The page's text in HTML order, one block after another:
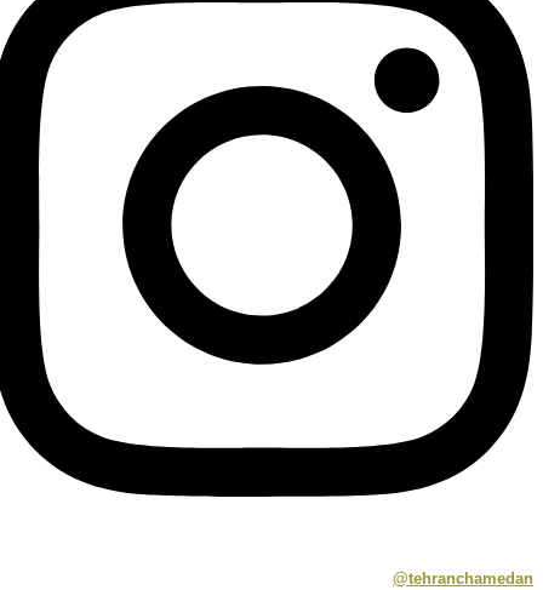
tehranchamedan@